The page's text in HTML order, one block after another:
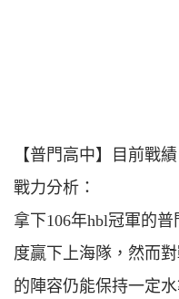
【普門高中】目前戰
戰力分析：
拿下106年hbl冠軍的
度贏下上海隊，然而
的陣容仍能保持一定